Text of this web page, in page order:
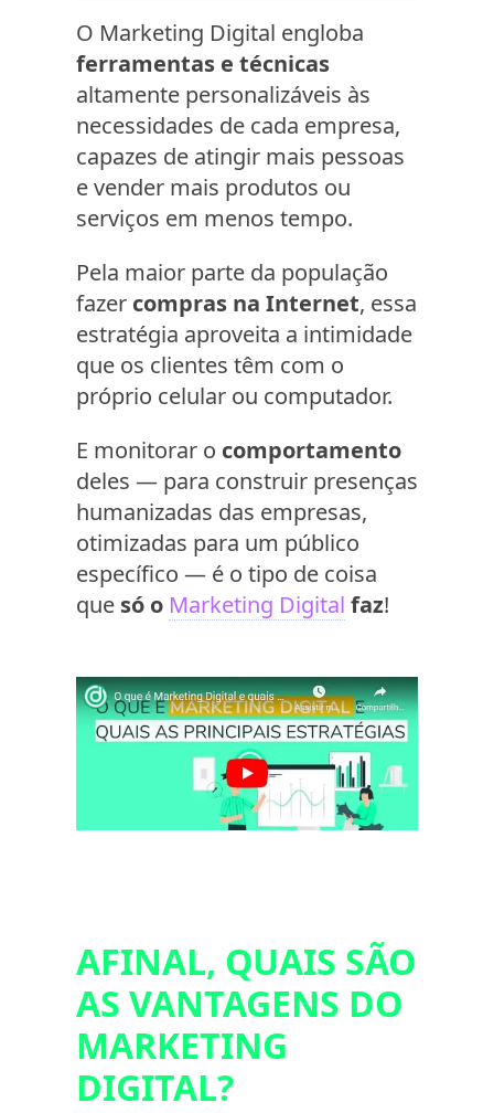
O Marketing Digital engloba
ferramentas e técnicas
altamente personalizáveis às
necessidades de cada empresa,
capazes de atingir mais pessoas
e vender mais produtos ou
serviços em menos tempo.
Pela maior parte da população
fazer compras na Internet, essa
estratégia aproveita a intimidade
que os clientes têm com o
próprio celular ou computador.
E monitorar o comportamento
deles — para construir presenças
humanizadas das empresas,
otimizadas para um público
específico — é o tipo de coisa
que só o Marketing Digital faz!
AFINAL, QUAIS SÃO
AS VANTAGENS DO
MARKETING
DIGITAL?